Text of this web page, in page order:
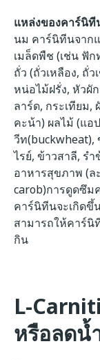
แหล่งของคาร์นิที
นม คาร์นิทีนจาก
เมล็ดพืช (เช่น ฟั
ถั่ว (ถั่วเหลือง, ถั่
หน่อไม้ฝรั่ง, หัวผั
ลาร์ด, กระเทียม,
คะน้า) ผลไม้ (แ
วีท(buckwheat),
ไรย์, ข้าวสาลี, ร
อาหารสุขภาพ (ล
carob)การดูดซึม
คาร์นิทีนจะเกิดขึ้
สามารถให้คาร์นิ
กิน
L-
หรือลดน้